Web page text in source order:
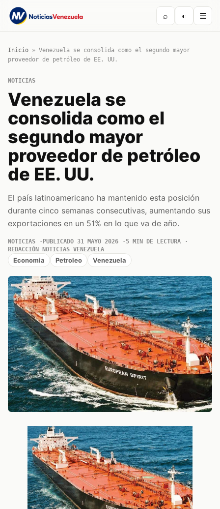
⌕ ◐ ☰
Inicio » Venezuela se consolida como el segundo mayor
proveedor de petróleo de EE. UU.
NOTICIAS
Venezuela se
consolida como el
segundo mayor
proveedor de petróleo
de EE. UU.
El país latinoamericano ha mantenido esta posición
durante cinco semanas consecutivas, aumentando sus
exportaciones en un 51% en lo que va de año.
NOTICIAS PUBLICADO 31 MAYO 2026
5 MIN DE LECTURA
REDACCIÓN NOTICIAS VENEZUELA
Economia Petroleo Venezuela